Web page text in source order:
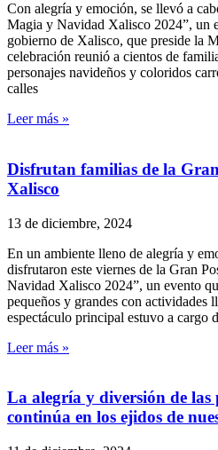
Con alegría y emoción, se llevó a
Magia y Navidad Xalisco 2024”, un
gobierno de Xalisco, que preside la
celebración reunió a cientos de
personajes navideños y coloridos
calles
Leer más »
Disfrutan familias de la
Xalisco
13 de diciembre, 2024
En un ambiente lleno de alegría y
disfrutaron este viernes de la Gran
Navidad Xalisco 2024”, un evento
pequeños y grandes con actividades
espectáculo principal estuvo a cargo
Leer más »
La alegría y diversión de las
continúa en los ejidos de